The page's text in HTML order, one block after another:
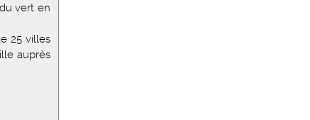
vert en
25 villes
auprès